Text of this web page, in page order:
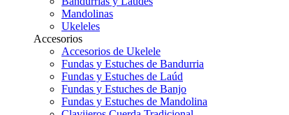
Mandolinas
Ukeleles
Accesorios
Accesorios de Ukelele
Fundas y Estuches de Bandurria
Fundas y Estuches de Laúd
Fundas y Estuches de Banjo
Fundas y Estuches de Mandolina